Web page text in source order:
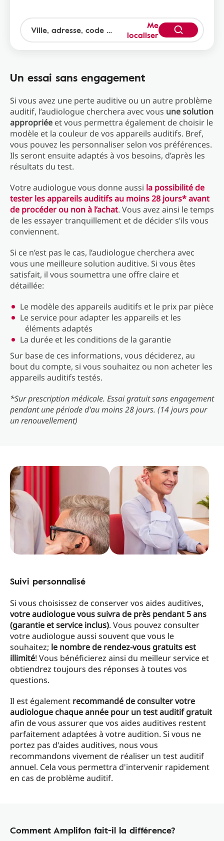
Me
localiser
Un essai sans engagement
Si vous avez une perte auditive ou un autre problème
auditif, l’audiologue cherchera avec vous une solution
appropriée et vous permettra également de choisir le
modèle et la couleur de vos appareils auditifs. Bref,
vous pouvez les personnaliser selon vos préférences.
Ils seront ensuite adaptés à vos besoins, d’après les
résultats du test.
Votre audiologue vous donne aussi la possibilité de
tester les appareils auditifs au moins 28 jours* avant
de procéder ou non à l’achat. Vous avez ainsi le temps
de les essayer tranquillement et de décider s’ils vous
conviennent.
Si ce n’est pas le cas, l’audiologue cherchera avec
vous une meilleure solution auditive. Si vous êtes
satisfait, il vous soumettra une offre claire et
détaillée:
Le modèle des appareils auditifs et le prix par pièce
Le service pour adapter les appareils et les
éléments adaptés
La durée et les conditions de la garantie
Sur base de ces informations, vous déciderez, au
bout du compte, si vous souhaitez ou non acheter les
appareils auditifs testés.
*Sur prescription médicale. Essai gratuit sans engagement
pendant une période d'au moins 28 jours. (14 jours pour
un renouvellement)
Suivi personnalisé
Si vous choisissez de conserver vos aides auditives,
votre audiologue vous suivra de près pendant 5 ans
(garantie et service inclus). Vous pouvez consulter
votre audiologue aussi souvent que vous le
souhaitez; le nombre de rendez-vous gratuits est
illimité! Vous bénéficierez ainsi du meilleur service et
obtiendrez toujours des réponses à toutes vos
questions.
Il est également recommandé de consulter votre
audiologue chaque année pour un test auditif gratuit
afin de vous assurer que vos aides auditives restent
parfaitement adaptées à votre audition. Si vous ne
portez pas d'aides auditives, nous vous
recommandons vivement de réaliser un test auditif
annuel. Cela vous permettra d'intervenir rapidement
en cas de problème auditif.
Comment Amplifon fait-il la différence?